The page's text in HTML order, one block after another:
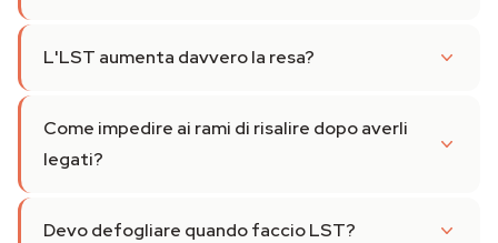
L'LST aumenta davvero la resa?
Come impedire ai rami di risalire dopo averli
legati?
Devo defogliare quando faccio LST?